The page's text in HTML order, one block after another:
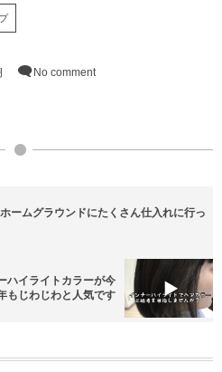
No comment
ホームグラウンドにたくさん仕入れに行っ
ハイライトカラーが今
もじわじわと人気です